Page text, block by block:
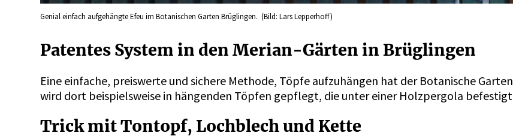
Genial einfach aufgehängte Efeu im Botanischen Garten Brüglingen. (Bild: Lars Lepperhoff)
Patentes System in den Merian-Gärten in Brüglingen
Eine einfache, preiswerte und sichere Methode, Töpfe aufzuhängen hat der Botanische
wird dort beispielsweise in hängenden Töpfen gepflegt, die unter einer Holzpergola
Trick mit Tontopf, Lochblech und Kette